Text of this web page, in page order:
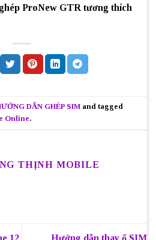
ProNew GTR tương thích
DẪN GHÉP SIM and tagged
Online.
THỊNH MOBILE